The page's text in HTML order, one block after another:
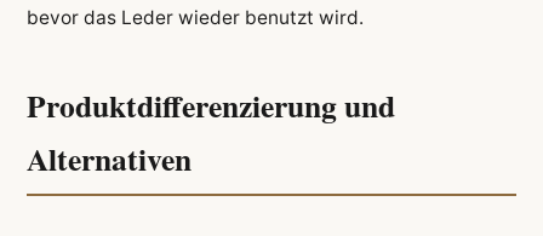
bevor das Leder wieder benutzt wird.
Produktdifferenzierung und
Alternativen